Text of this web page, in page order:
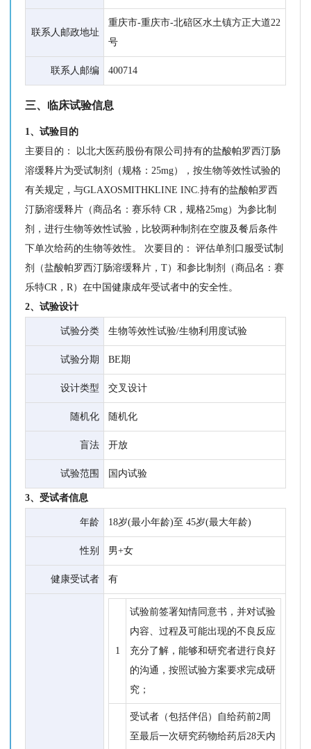
联系人邮政地址
重庆市-重庆市-北碚区水土镇方正大道22
号
联系人邮编 400714
三、临床试验信息
1、试验目的
主要目的： 以北大医药股份有限公司持有的盐酸帕罗西汀肠
溶缓释片为受试制剂（规格：25mg），按生物等效性试验的
有关规定，与GLAXOSMITHKLINE INC.持有的盐酸帕罗西
汀肠溶缓释片（商品名：赛乐特 CR，规格25mg）为参比制
剂，进行生物等效性试验，比较两种制剂在空腹及餐后条件
下单次给药的生物等效性。 次要目的： 评估单剂口服受试制
剂（盐酸帕罗西汀肠溶缓释片，T）和参比制剂（商品名：赛
乐特CR，R）在中国健康成年受试者中的安全性。
2、试验设计
试验分类 生物等效性试验/生物利用度试验
试验分期 BE期
设计类型 交叉设计
随机化 随机化
盲法 开放
试验范围 国内试验
3、受试者信息
年龄 18岁(最小年龄)至 45岁(最大年龄)
性别 男+女
健康受试者 有
1
试验前签署知情同意书，并对试验
内容、过程及可能出现的不良反应
充分了解，能够和研究者进行良好
的沟通，按照试验方案要求完成研
究；
受试者（包括伴侣）自给药前2周
至最后一次研究药物给药后28天内